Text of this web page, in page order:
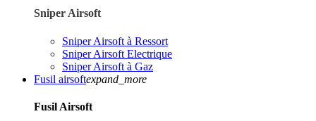
Sniper Airsoft
Sniper Airsoft à Ressort
Sniper Airsoft Electrique
Sniper Airsoft à Gaz
Fusil airsoftexpand_more
Fusil Airsoft